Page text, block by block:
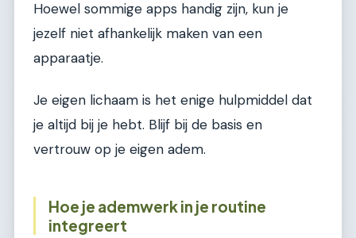
Hoewel sommige apps handig zijn, kun je
jezelf niet afhankelijk maken van een
apparaatje.
Je eigen lichaam is het enige hulpmiddel dat
je altijd bij je hebt. Blijf bij de basis en
vertrouw op je eigen adem.
Hoe je ademwerk in je routine
integreert